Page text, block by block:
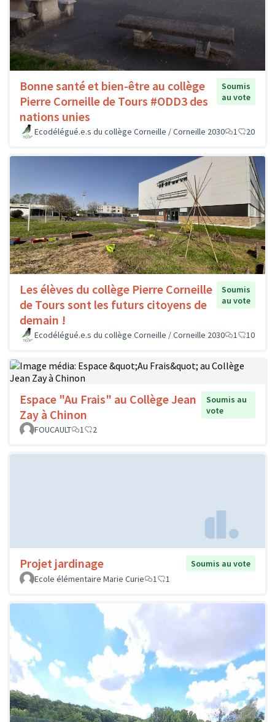
Bonne santé et bien-être au collège
Pierre Corneille de Tours #ODD3 des
nations unies
Soumis
au vote
Ecodélégué.e.s du collège Corneille / Corneille 2030 1 20
Les élèves du collège Pierre Corneille
de Tours sont les futurs citoyens de
demain !
Soumis
au vote
Ecodélégué.e.s du collège Corneille / Corneille 2030 1 10
Espace "Au Frais" au Collège Jean
Zay à Chinon
Soumis au
vote
FOUCAULT
1 2
Projet jardinage
Soumis au vote
Ecole élémentaire Marie Curie
1 1